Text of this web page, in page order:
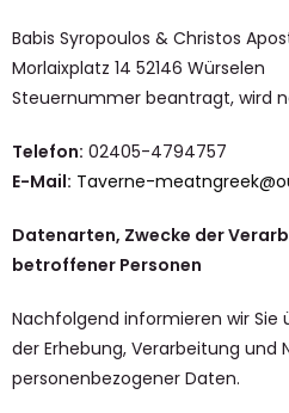
Babis Syropoulos & Christos
Morlaixplatz 14 52146 Würselen
Steuernummer beantragt, wird
Telefon: 02405-4794757
E-Mail: Taverne-
Datenarten, Zwecke der
betroffener Personen
Nachfolgend informieren wir Sie
der Erhebung, Verarbeitung und
personenbezogener Daten.